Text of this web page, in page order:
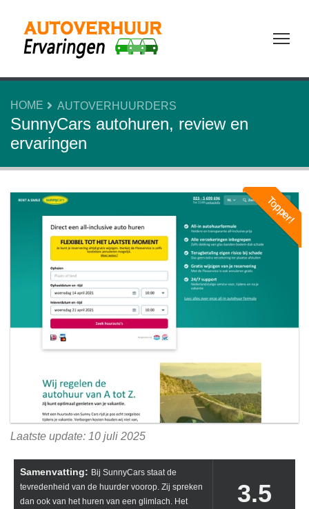
HOME AUTOVERHUURDERS
SunnyCars autohuren, review en
ervaringen
Topper!
Laatste update: 10 juli 2025
Samenvatting: Bij SunnyCars staat de
tevredenheid van de huurder voorop. Zij spreken
dan ook van het huren van een glimlach. Het
3.5